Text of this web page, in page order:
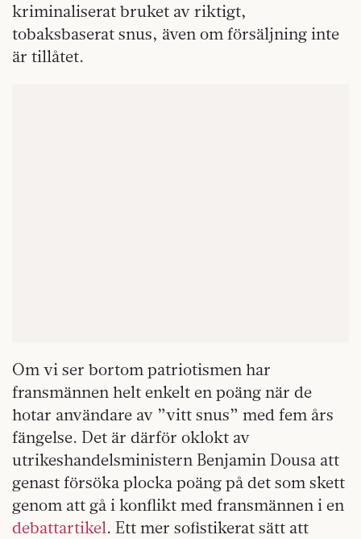
kriminaliserat bruket av riktigt,
tobaksbaserat snus, även om försäljning inte
är tillåtet.
Om vi ser bortom patriotismen har
fransmännen helt enkelt en poäng när de
hotar användare av ”vitt snus” med fem års
fängelse. Det är därför oklokt av
utrikeshandelsministern Benjamin Dousa att
genast försöka plocka poäng på det som skett
genom att gå i konflikt med fransmännen i en
debattartikel. Ett mer sofistikerat sätt att